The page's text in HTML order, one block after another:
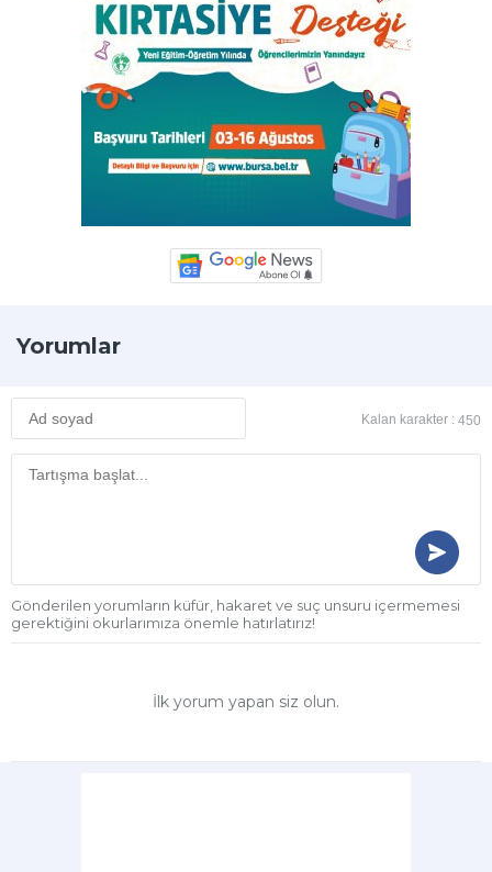
Yorumlar
Kalan karakter : 450
Gönderilen yorumların küfür, hakaret ve suç unsuru içermemesi
gerektiğini okurlarımıza önemle hatırlatırız!
İlk yorum yapan siz olun.